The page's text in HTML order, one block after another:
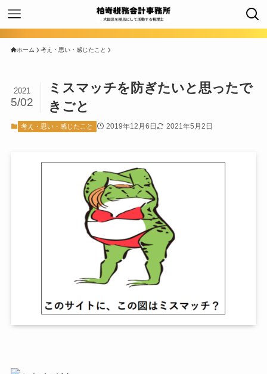
ホーム 考え・思い・感じたこと
ミスマッチを防ぎたいと思ったで
きごと
2021
5/02
考え・思い・感じたこと 2019年12月6日 2021年5月2日